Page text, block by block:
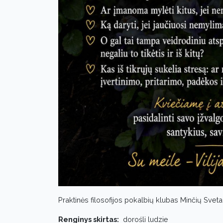
Praktinės filosofijos pokalbių klubas Minčių
Renginys skirtas: dorośli ludzie